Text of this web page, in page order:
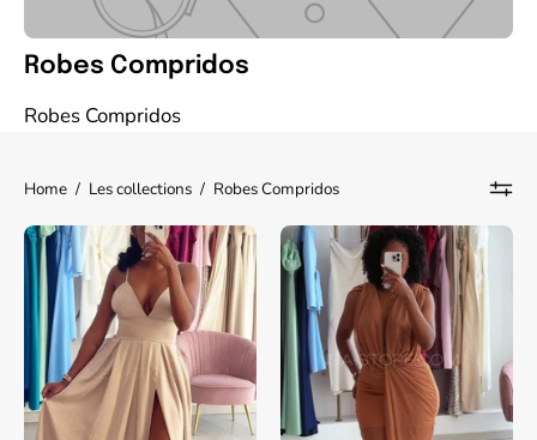
Robes Compridos
Robes Compridos
Home / Les collections / Robes Compridos
Vestido
Noemi
Bege
Vestido
Arvil
bege